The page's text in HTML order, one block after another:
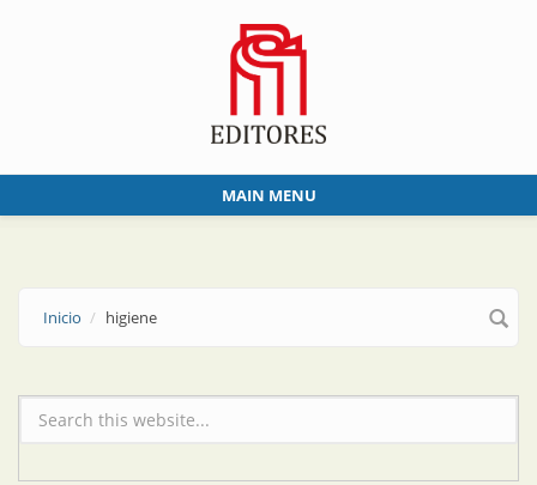
MAIN MENU
Inicio higiene
Formulario de búsqueda